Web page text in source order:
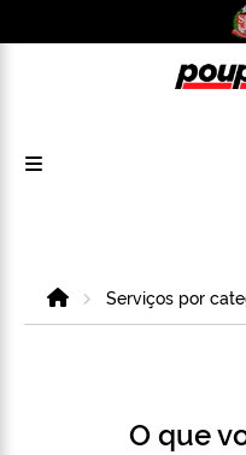
HomeServiços por
O que